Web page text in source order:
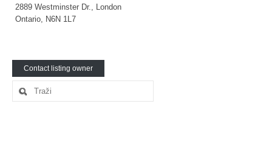
2889 Westminster Dr., London
Ontario, N6N 1L7
Contact listing owner
Search
for: